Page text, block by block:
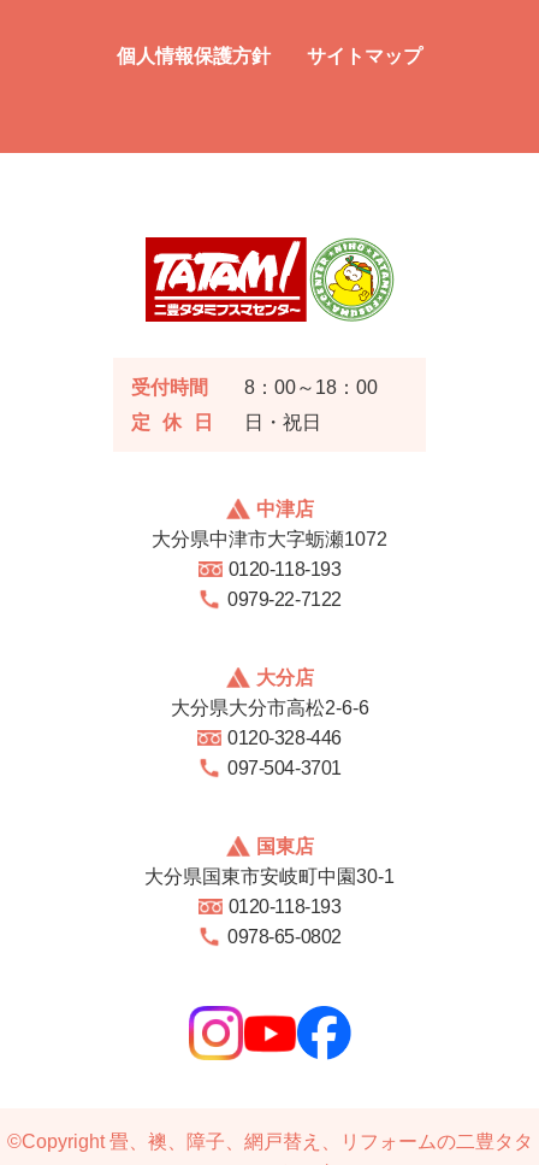
個人情報保護方針 サイトマップ
受付時間
8：00～18：00
定休日
日・祝日
中津店
大分県中津市大字蛎瀬1072
0120-118-193
0979-22-7122
大分店
大分県大分市高松2-6-6
0120-328-446
097-504-3701
国東店
大分県国東市安岐町中園30-1
0120-118-193
0978-65-0802
©Copyright畳、襖、障子、網戸替え、リフォームの二豊タタ